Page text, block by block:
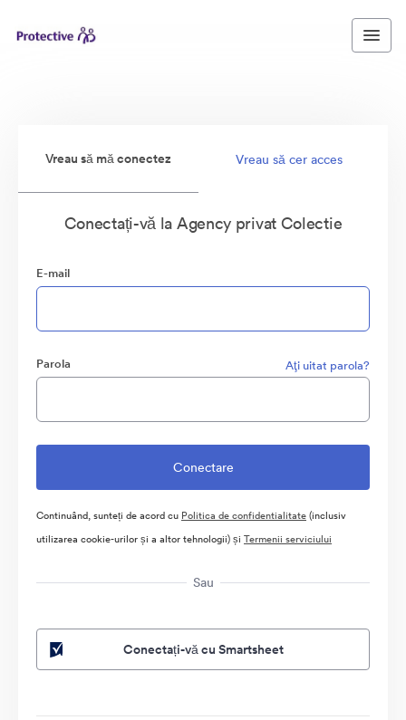
Vreau să mă conectez Vreau să cer acces
Conectați-vă la Agency privat Colectie
E-mail
Parola Aţi uitat parola?
Continuând, sunteți de acord cu Politica de confidentialitate(inclusiv
utilizarea cookie-urilor și a altor tehnologii) și Termenii serviciului
Sau
Conectați-vă cu Smartsheet